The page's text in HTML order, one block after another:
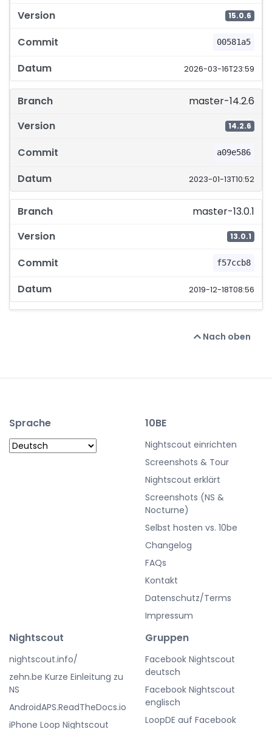
15.0.6
00581a5
2026-03-16T23:59
master-14.2.6
14.2.6
a09e586
2023-01-13T10:52
master-13.0.1
13.0.1
f57ccb8
2019-12-18T08:56
Nach oben
Sprache 10BE
Nightscout einrichten
Screenshots & Tour
Nightscout erklärt
Screenshots (NS &
Nocturne)
Selbst hosten vs. 10be
Changelog
FAQs
Kontakt
Datenschutz/Terms
Impressum
Nightscout
nightscout.info/
zehn.be Kurze Einleitung zu
NS
AndroidAPS.ReadTheDocs.io
iPhone Loop Nightscout
Gruppen
Facebook Nightscout
deutsch
Facebook Nightscout
englisch
LoopDE auf Facebook